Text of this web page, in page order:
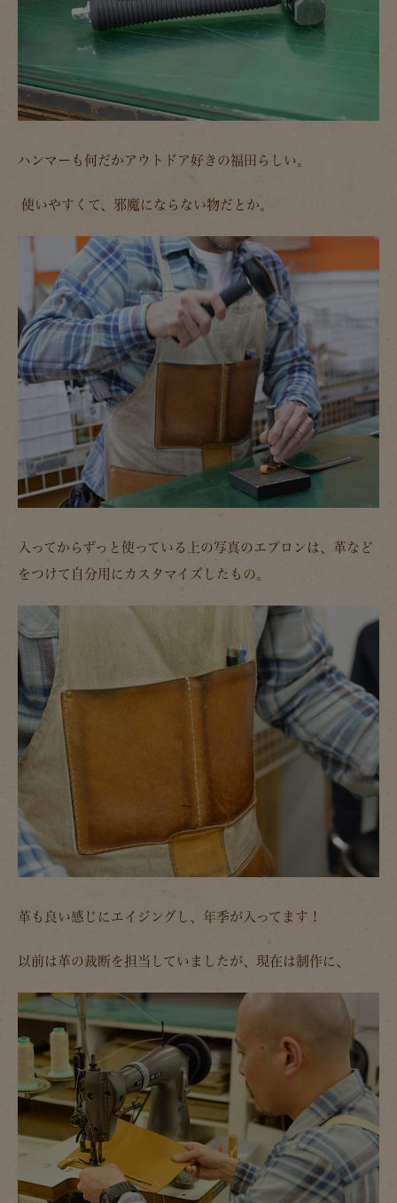
ハンマーも何だかアウトドア好きの福田らしい。
使いやすくて、邪魔にならない物だとか。
入ってからずっと使っている上の写真のエプロンは、革など
をつけて自分用にカスタマイズしたもの。
革も良い感じにエイジングし、年季が入ってます！
以前は革の裁断を担当していましたが、現在は制作に、